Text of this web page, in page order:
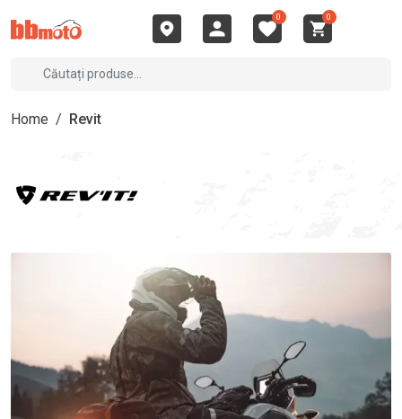
0 0
Home / Revit